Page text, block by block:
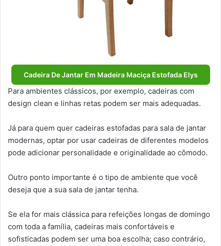
Cadeira De Jantar Em Madeira Maciça Estofada Elys
Para ambientes clássicos, por exemplo, cadeiras com
design clean e linhas retas podem ser mais adequadas.
Já para quem quer cadeiras estofadas para sala de jantar
modernas, optar por usar cadeiras de diferentes modelos
pode adicionar personalidade e originalidade ao cômodo.
Outro ponto importante é o tipo de ambiente que você
deseja que a sua sala de jantar tenha.
Se ela for mais clássica para refeições longas de domingo
com toda a família, cadeiras mais confortáveis e
sofisticadas podem ser uma boa escolha; caso contrário,